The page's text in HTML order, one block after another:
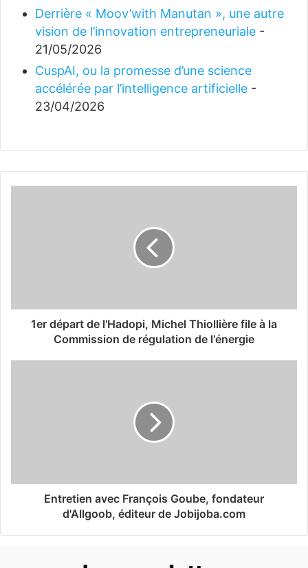
Derrière « Moov’with Manutan », une autre
vision de l’innovation entrepreneuriale -
21/05/2026
CuspAI, ou la promesse d’une science
accélérée par l’intelligence artificielle -
23/04/2026
1er départ de l'Hadopi, Michel Thiollière file à la
Commission de régulation de l'énergie
Entretien avec François Goube, fondateur
d'Allgoob, éditeur de Jobijoba.com